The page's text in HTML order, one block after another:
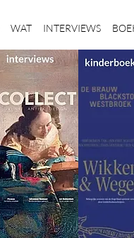
WAT INTERVIEWS